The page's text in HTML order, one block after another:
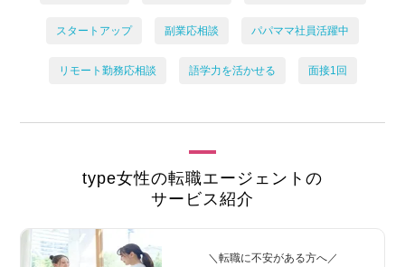
スタートアップ 副業応相談 パパママ社員活躍中
リモート勤務応相談 語学力を活かせる 面接1回
type女性の転職エージェントの
サービス紹介
＼転職に不安がある方へ／